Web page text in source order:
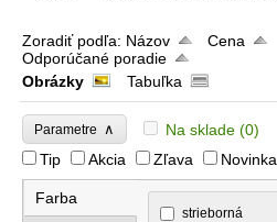
Zoradiť podľa: Názov Cena
Odporúčané poradie
Obrázky
Tabuľka
Parametre ∧ Na sklade (0)
Tip
Akcia Zľava Novinka
Farba
strieborná